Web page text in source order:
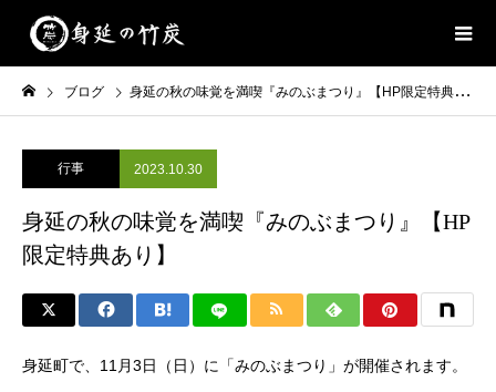
ブログ 身延の秋の味覚を満喫『みのぶまつり』【HP限定特典あり】
行事 2023.10.30
身延の秋の味覚を満喫『みのぶまつり』【HP
限定特典あり】
身延町で、11月3日（日）に「みのぶまつり」が開催されます。